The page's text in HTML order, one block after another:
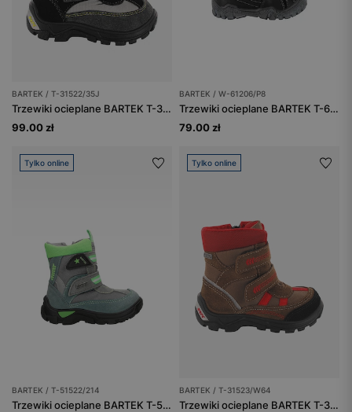
BARTEK / T-31522/35J
Trzewiki ocieplane BARTEK T-31522/35J, szaro-żółty
99.00 zł
BARTEK / W-61206/P8
Trzewiki ocieplane BARTEK T-61206/P8, dla chłopców, czarno-szaro-zielony
79.00 zł
Tylko online
BARTEK / T-51522/214
Trzewiki ocieplane BARTEK T-51522/214, szaro-zielony
Tylko online
BARTEK / T-31523/W64
Trzewiki ocieplane BARTEK T-31523/W64, brązowo-czerwony